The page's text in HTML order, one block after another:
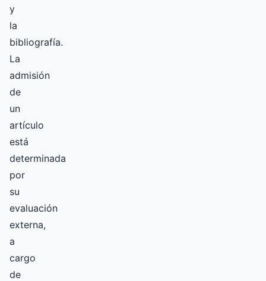
y
la
bibliografía.
La
admisión
de
un
artículo
está
determinada
por
su
evaluación
externa,
a
cargo
de